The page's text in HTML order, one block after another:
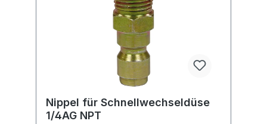
Nippel für Schnellwechseldüse
1/4AG NPT